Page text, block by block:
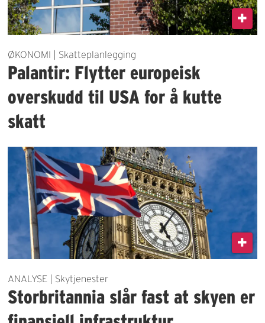
ØKONOMI | Skatteplanlegging
Palantir: Flytter europeisk
overskudd til USA for å kutte
skatt
ANALYSE | Skytjenester
Storbritannia slår fast at skyen er